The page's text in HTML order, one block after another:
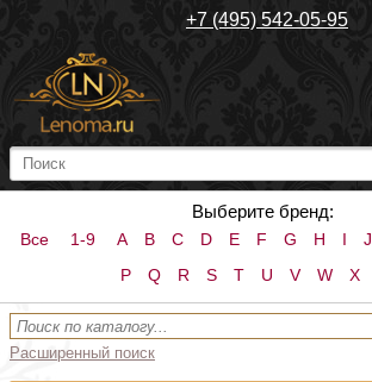
+7 (495) 542-05-95
Выберите бренд:
Все 1-9 A B C D E F G H I J
P
Q R S T U V W X
Расширенный поиск